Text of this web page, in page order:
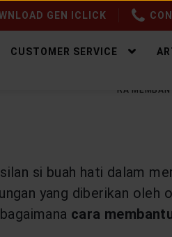
GEN ICLICK
CUSTOMER SERVICE
5 CARA
si buah hati dalam
yang diberikan
cara